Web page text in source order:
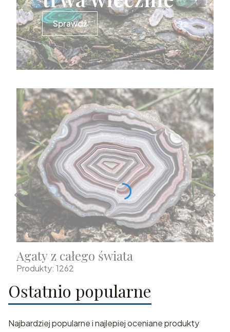
Sprawdź
Agaty z całego świata
Produkty: 1262
Ostatnio popularne
Najbardziej popularne i najlepiej oceniane produkty